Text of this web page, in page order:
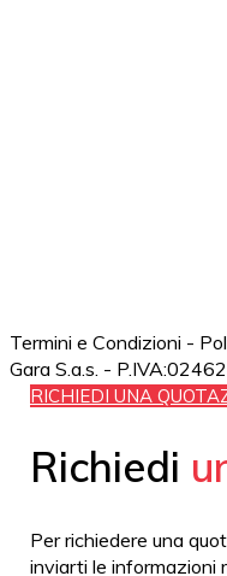
Termini e Condizioni -
Gara S.a.s. -
RICHIEDI UNA
Richiedi
Per richiedere una
inviarti le informazioni